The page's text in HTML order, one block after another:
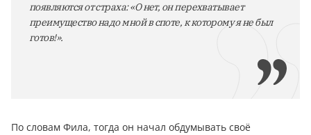
появляются от страха: «О нет, он перехватывает
преимущество надо мной в споте, к которому я не был
готов!».
По словам Фила, тогда он начал обдумывать своё